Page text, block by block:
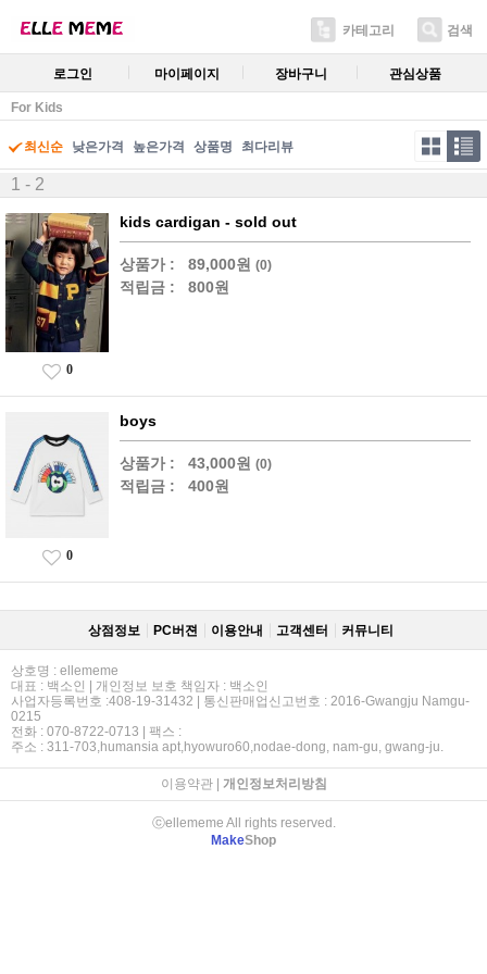
카테고리 검색
로그인 마이페이지 장바구니 관심상품
For Kids
최신순 낮은가격 높은가격 상품명 최다리뷰
1 - 2
kids cardigan - sold out
상품가 : 89,000원 (0)
적립금 : 800원
0
boys
상품가 : 43,000원 (0)
적립금 : 400원
0
상점정보 PC버젼 이용안내 고객센터 커뮤니티
상호명 : ellememe
대표 : 백소인 | 개인정보 보호 책임자 : 백소인
사업자등록번호 :408-19-31432 | 통신판매업신고번호 : 2016-Gwangju Namgu-
0215
전화 : 070-8722-0713 | 팩스 :
주소 : 311-703,humansia apt,hyowuro60,nodae-dong, nam-gu, gwang-ju.
이용약관| 개인정보처리방침
ⓒellememe All rights reserved.
MakeShop